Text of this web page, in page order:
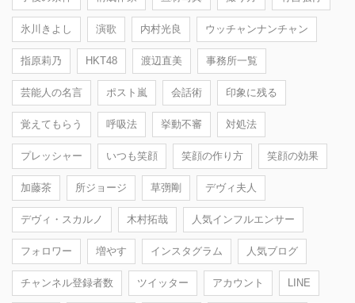
氷川きよし 演歌 内村光良 ウッチャンナンチャン
指原莉乃 HKT48 渡辺直美 事務所一覧
芸能人の名言 ポスト嵐 会話術 印象に残る
覚えてもらう 呼吸法 挙動不審 対処法
プレッシャー いつも笑顔 笑顔の作り方 笑顔の効果
加藤茶 所ジョージ 草彅剛 デヴィ夫人
デヴィ・スカルノ 木村拓哉 人気インフルエンサー
フォロワー 増やす インスタグラム 人気ブログ
チャンネル登録者数 ツイッター アカウント LINE